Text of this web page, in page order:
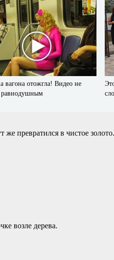
вагона отожгла! Видео не
равнодушным
превратился в чистое
возле дерева.